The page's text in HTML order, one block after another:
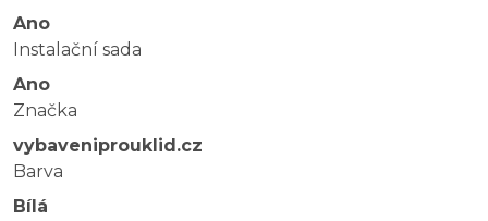
Ano
Instalační sada
Ano
Značka
vybaveniprouklid.cz
Barva
Bílá